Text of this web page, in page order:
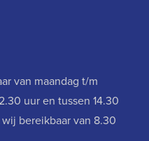
van maandag t/m
uur en tussen 14.30
bereikbaar van 8.30